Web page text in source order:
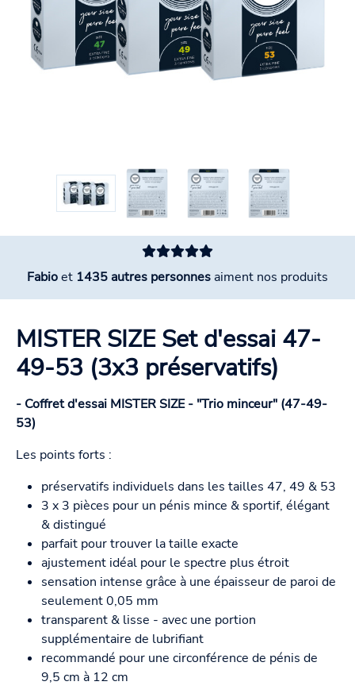
Fabioet 1435 autres personnesaiment nos produits
MISTER SIZE Set d'essai 47-
49-53 (3x3 préservatifs)
- Coffret d'essai MISTER SIZE - "Trio minceur" (47-49-
53)
Les points forts :
préservatifs individuels dans les tailles 47, 49 & 53
3 x 3 pièces pour un pénis mince & sportif, élégant
& distingué
parfait pour trouver la taille exacte
ajustement idéal pour le spectre plus étroit
sensation intense grâce à une épaisseur de paroi de
seulement 0,05 mm
transparent & lisse - avec une portion
supplémentaire de lubrifiant
recommandé pour une circonférence de pénis de
9,5 cm à 12 cm